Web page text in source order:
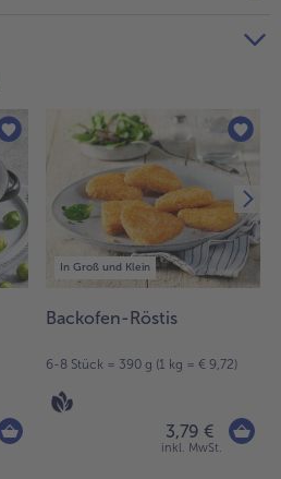
In Groß und Klein
Backofen-Röstis
6-8 Stück = 390 g (1 kg = € 9,72)
3,79 €
inkl. MwSt.